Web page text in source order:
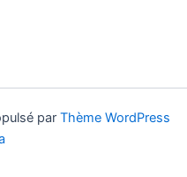
par Thème WordPress